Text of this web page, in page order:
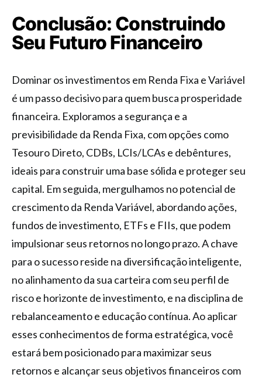
Conclusão: Construindo
Seu Futuro Financeiro
Dominar os investimentos em Renda Fixa e Variável
é um passo decisivo para quem busca prosperidade
financeira. Exploramos a segurança e a
previsibilidade da Renda Fixa, com opções como
Tesouro Direto, CDBs, LCIs/LCAs e debêntures,
ideais para construir uma base sólida e proteger seu
capital. Em seguida, mergulhamos no potencial de
crescimento da Renda Variável, abordando ações,
fundos de investimento, ETFs e FIIs, que podem
impulsionar seus retornos no longo prazo. A chave
para o sucesso reside na diversificação inteligente,
no alinhamento da sua carteira com seu perfil de
risco e horizonte de investimento, e na disciplina de
rebalanceamento e educação contínua. Ao aplicar
esses conhecimentos de forma estratégica, você
estará bem posicionado para maximizar seus
retornos e alcançar seus objetivos financeiros com